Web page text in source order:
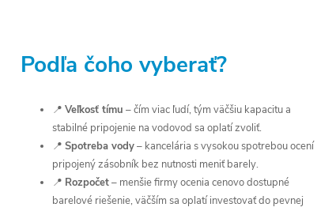
Podľa čoho vyberať?
📍 Veľkosť tímu – čím viac ľudí, tým väčšiu kapacitu a
stabilné pripojenie na vodovod sa oplatí zvoliť.
📍 Spotreba vody– kancelária s vysokou spotrebou ocení
pripojený zásobník bez nutnosti meniť barely.
📍 Rozpočet– menšie firmy ocenia cenovo dostupné
barelové riešenie, väčším sa oplatí investovať do pevnej